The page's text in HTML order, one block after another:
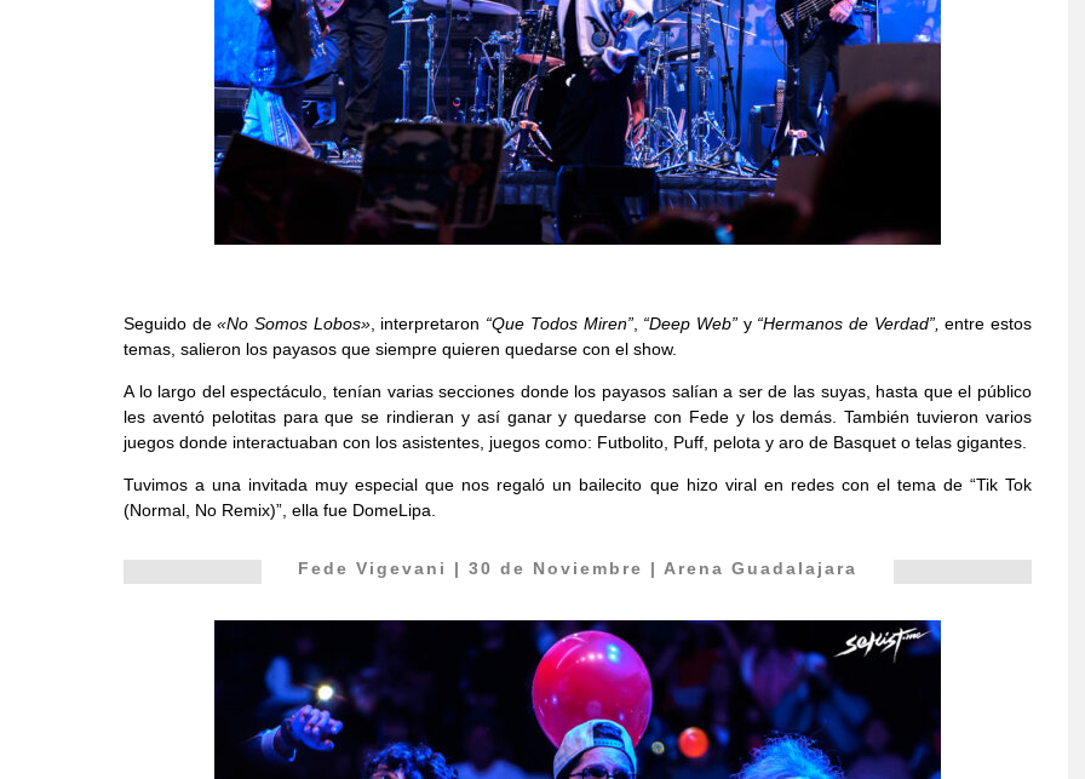
Seguido de«No Somos Lobos», interpretaron “Que Todos Miren”, “Deep Web”y “Hermanos de Verdad”, entre estos
temas, salieron los payasos que siempre quieren quedarse con el show.
A lo largo del espectáculo, tenían varias secciones donde los payasos salían a ser de las suyas, hasta que el público
les aventó pelotitas para que se rindieran y así ganar y quedarse con Fede y los demás. También tuvieron varios
juegos donde interactuaban con los asistentes, juegos como: Futbolito, Puff, pelota y aro de Basquet o telas gigantes.
Tuvimos a una invitada muy especial que nos regaló un bailecito que hizo viral en redes con el tema de “Tik Tok
(Normal, No Remix)”, ella fue DomeLipa.
Fede Vigevani | 30 de Noviembre | Arena Guadalajara